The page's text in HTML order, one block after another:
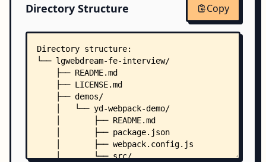
Directory Structure Copy
Directory structure:
└── lgwebdream-fe-interview/
    ├── README.md
    ├── LICENSE.md
    ├── demos/
    │   └── yd-webpack-demo/
    │       ├── README.md
    │       ├── package.json
    │       ├── webpack.config.js
    │       └── src/